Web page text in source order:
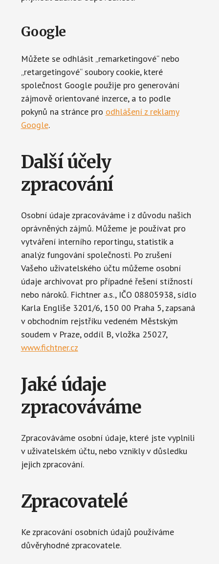
Google
Můžete se odhlásit „remarketingové“ nebo
„retargetingové“ soubory cookie, které
společnost Google použije pro generování
zájmově orientované inzerce, a to podle
pokynů na stránce pro odhlášení z reklamy
Google.
Další účely
zpracování
Osobní údaje zpracováváme i z důvodu našich
oprávněných zájmů. Můžeme je používat pro
vytváření interního reportingu, statistik a
analýz fungování společnosti. Po zrušení
Vašeho uživatelského účtu můžeme osobní
údaje archivovat pro případné řešení stížností
nebo nároků. Fichtner a.s., IČO 08805938, sídlo
Karla Engliše 3201/6, 150 00 Praha 5, zapsaná
v obchodním rejstříku vedeném Městským
soudem v Praze, oddíl B, vložka 25027,
www.fichtner.cz
Jaké údaje
zpracováváme
Zpracováváme osobní údaje, které jste vyplnili
v uživatelském účtu, nebo vznikly v důsledku
jejich zpracování.
Zpracovatelé
Ke zpracování osobních údajů používáme
důvěryhodné zpracovatele.